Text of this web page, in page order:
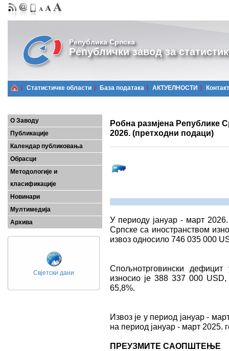
Република Српска
Републички завод за
Статистичке области Базa података АКТУЕЛНОСТИ Контакт
О Заводу
Публикације
Календар публиковања
Обрасци
Методологије и
класификације
Новинари
Мултимедија
Архива
Свјетски дани
Робна размјена Републике
2026. (претходни подаци)
У периоду јануар - март
Српске са иностранством
извоз односило 746 035 000
Спољнотрговински
износио је 388 337 000 USD,
65,8%.
Извоз је у период јануар -
на период јануар - март 2025.
ПРЕУЗМИТЕ САОПШТЕЊЕ